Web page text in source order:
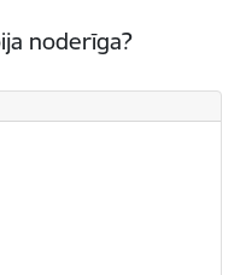
noderīga?